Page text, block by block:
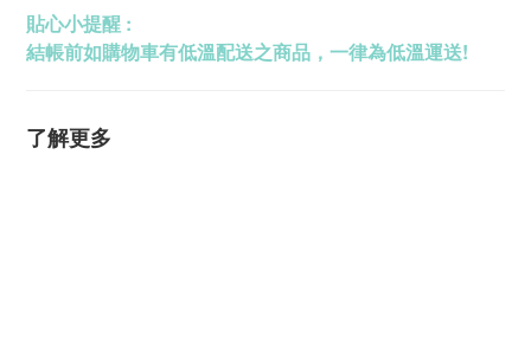
貼心小提醒 :
結帳前如購物車有低溫配送之商品，一律為低溫運送!
了解更多